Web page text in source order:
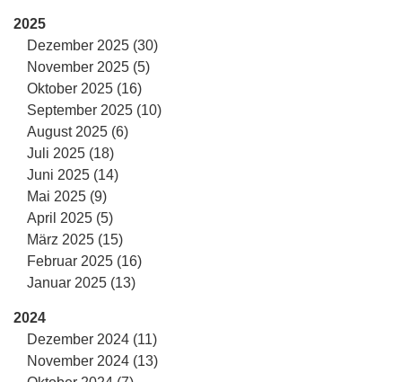
2025
Dezember 2025 (30)
November 2025 (5)
Oktober 2025 (16)
September 2025 (10)
August 2025 (6)
Juli 2025 (18)
Juni 2025 (14)
Mai 2025 (9)
April 2025 (5)
März 2025 (15)
Februar 2025 (16)
Januar 2025 (13)
2024
Dezember 2024 (11)
November 2024 (13)